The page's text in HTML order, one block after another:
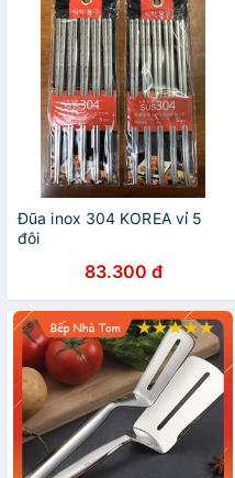
Đũa inox 304 KOREA vỉ 5
đôi
83.300 đ